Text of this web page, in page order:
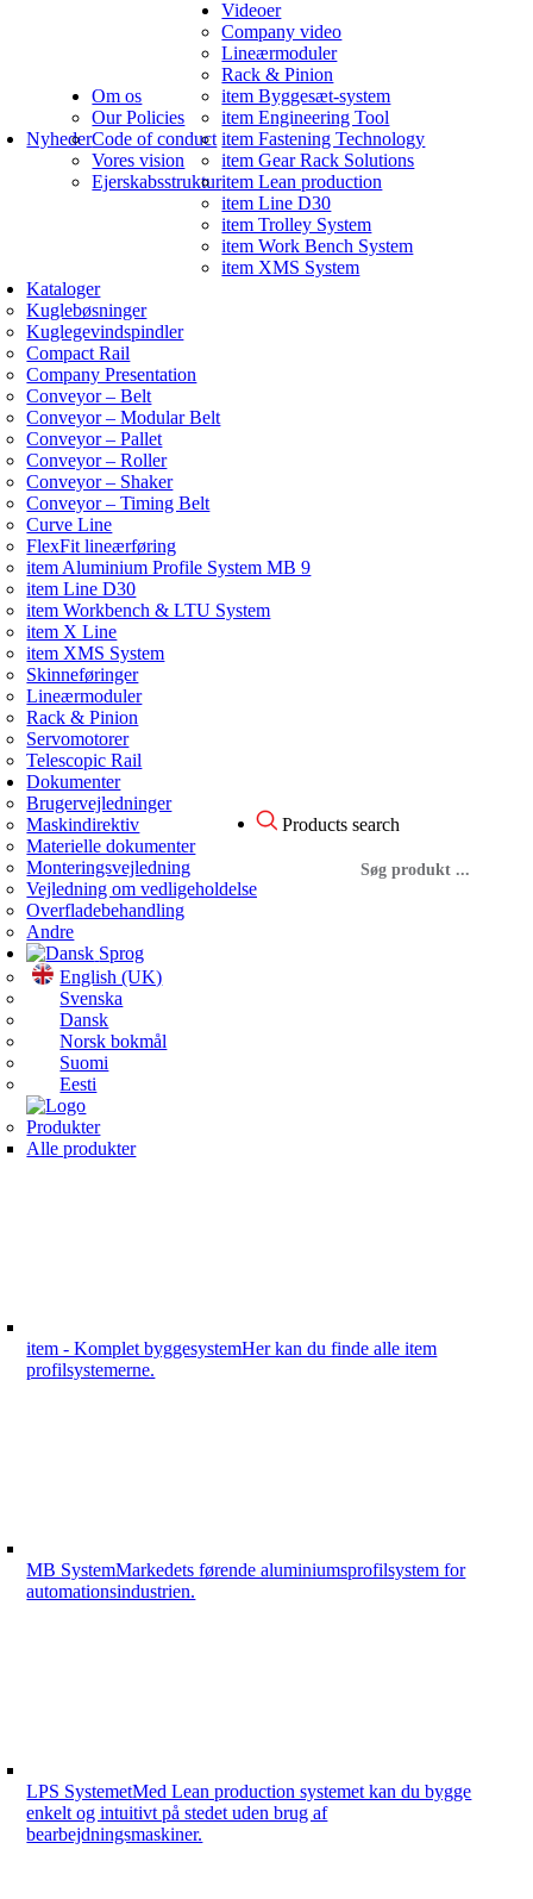
Nyheder
Om os
Our Policies
Code of conduct
Vores vision
Ejerskabsstruktur
Videoer
Company video
Lineærmoduler
Rack & Pinion
item Byggesæt-system
item Engineering Tool
item Fastening Technology
item Gear Rack Solutions
item Lean production
item Line D30
item Trolley System
item Work Bench System
item XMS System
Kataloger
Kuglebøsninger
Kuglegevindspindler
Compact Rail
Company Presentation
Conveyor – Belt
Conveyor – Modular Belt
Conveyor – Pallet
Conveyor – Roller
Conveyor – Shaker
Conveyor – Timing Belt
Curve Line
FlexFit lineærføring
item Aluminium Profile System MB 9
item Line D30
item Workbench & LTU System
item X Line
item XMS System
Skinneføringer
Lineærmoduler
Rack & Pinion
Servomotorer
Telescopic Rail
Dokumenter
Brugervejledninger
Maskindirektiv
Materielle dokumenter
Monteringsvejledning
Vejledning om vedligeholdelse
Overfladebehandling
Andre
Products search
Sprog
English (UK)
Svenska
Dansk
Norsk bokmål
Suomi
Eesti
Produkter
Alle produkter
item - Komplet byggesystemHer kan du finde alle item
profilsystemerne.
MB SystemMarkedets førende aluminiumsprofilsystem for
automationsindustrien.
LPS SystemetMed Lean production systemet kan du bygge
enkelt og intuitivt på stedet uden brug af
bearbejdningsmaskiner.